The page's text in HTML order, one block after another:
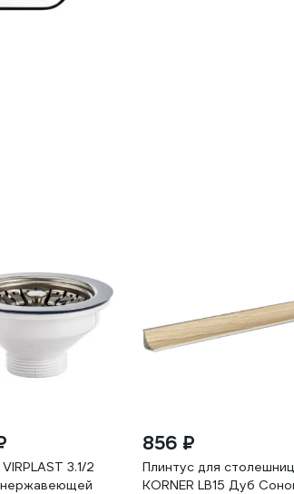
3.1/2
856 ₽
Плинтус для столешниц
KORNER LB15 Дуб